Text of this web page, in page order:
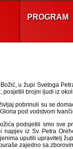
PROGRAM
u župi Svetoga
posjetili brojni ljudi iz
pobrinuli su se
pod vodstvom
podsjetili smo sve
napjev iz Sv. Petra
uputili upravitelj
zajedno sa